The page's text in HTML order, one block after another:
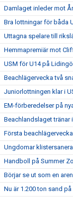
Damlaget inleder mot
Bra lottningar för båda
Uttagna spelare till
Hemmapremiär mot
USM för U14 på
Beachlägervecka två
Juniorlottningen klar i
EM-förberedelser på
Beachlandslaget tränar
Första
Ungdomar
Handboll på Summer
Börjar se ut som en
Nu är 1.200 ton sand